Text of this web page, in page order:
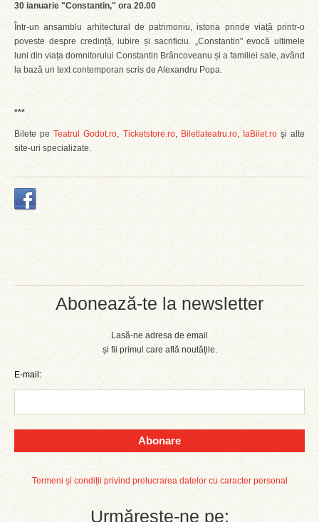
Abonează-te la newsletter
Lasă-ne adresa de email
și fii primul care află noutățile.
E-mail:
Abonare
Termeni și condiții privind prelucrarea datelor cu caracter personal
Urmărește-ne pe:
30 ianuarie "Constantin," ora 20.00
Într-un ansamblu arhitectural de patrimoniu, istoria prinde viață printr-o
poveste despre credință, iubire și sacrificiu. „Constantin" evocă ultimele
luni din viața domnitorului Constantin Brâncoveanu și a familiei sale, având
la bază un text contemporan scris de Alexandru Popa.
***
Bilete peTeatrul Godot.ro, Ticketstore.ro, Biletlateatru.ro, IaBilet.roşi alte
site-uri specializate.